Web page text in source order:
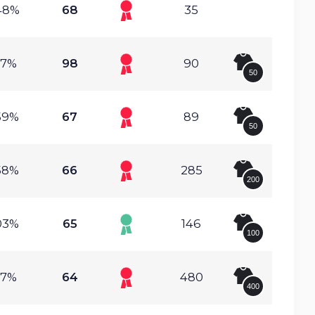
68 35
98 90
50
67 89
50
66 285
200
65 146
100
64 480
400